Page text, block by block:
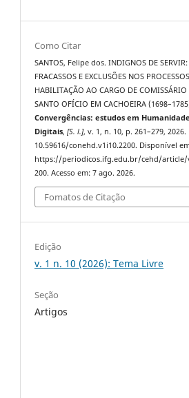
Como Citar
SANTOS, Felipe dos. INDIGNOS DE SERVIR:
FRACASSOS E EXCLUSÕES NOS
HABILITAÇÃO AO CARGO DE
SANTO OFÍCIO EM CACHOEIRA
Convergências: estudos em
Digitais,[S. l.], v. 1, n. 10, p. 261–279, 2026.
10.59616/conehd.v1i10.2200. Disponível
https://periodicos.ifg.edu.br/cehd/
200. Acesso em: 7 ago. 2026.
Fomatos de Citação
Edição
v. 1 n. 10 (2026): Tema Livre
Seção
Artigos